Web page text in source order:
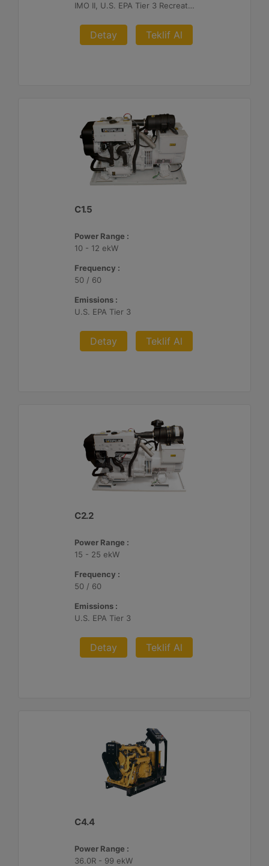
IMO II, U.S. EPA Tier 3 Recreational, RCD, China Stage II
Detay Teklif Al
C1.5
Power Range :
10 - 12 ekW
Frequency :
50 / 60
Emissions :
U.S. EPA Tier 3
Detay Teklif Al
C2.2
Power Range :
15 - 25 ekW
Frequency :
50 / 60
Emissions :
U.S. EPA Tier 3
Detay Teklif Al
C4.4
Power Range :
36.0R - 99 ekW